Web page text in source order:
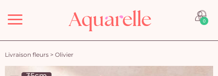
Menu 0
Livraison fleurs > Olivier